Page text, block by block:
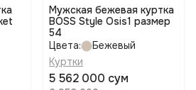
Мужская бежевая куртка
BOSS Style Osis1 размер
54
Цвета:
Бежевый
Куртки
5 562 000 сум